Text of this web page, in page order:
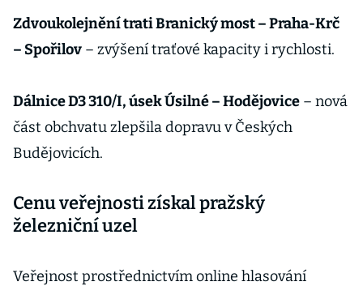
Zdvoukolejnění trati Branický most – Praha-Krč
– Spořilov – zvýšení traťové kapacity i rychlosti.
Dálnice D3 310/I, úsek Úsilné – Hodějovice – nová
část obchvatu zlepšila dopravu v Českých
Budějovicích.
Cenu veřejnosti získal pražský
železniční uzel
Veřejnost prostřednictvím online hlasování